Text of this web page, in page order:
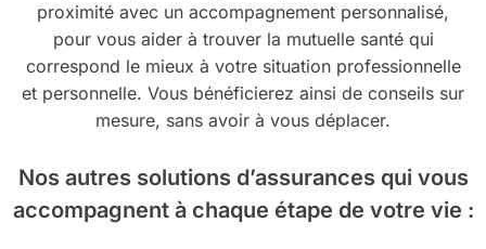
proximité avec un accompagnement personnalisé,
pour vous aider à trouver la mutuelle santé qui
correspond le mieux à votre situation professionnelle
et personnelle. Vous bénéficierez ainsi de conseils sur
mesure, sans avoir à vous déplacer.
Nos autres solutions d’assurances qui vous
accompagnent à chaque étape de votre vie :